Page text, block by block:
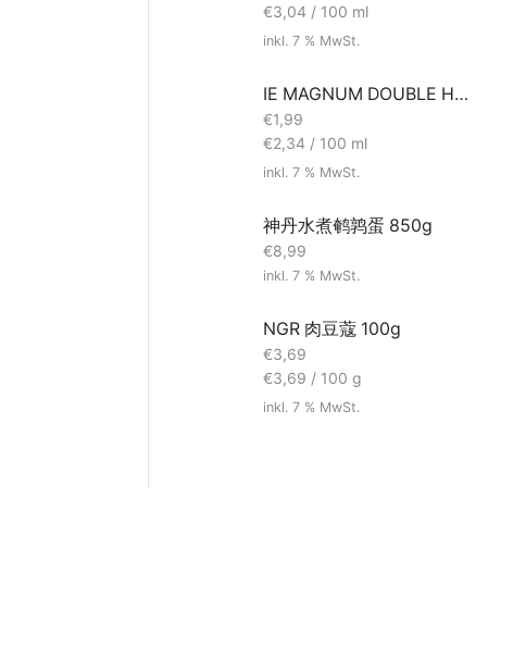
€3,04 / 100 ml
inkl. 7 % MwSt.
IE MAGNUM DOUBLE HAZEL 85ml
€1,99
€2,34 / 100 ml
inkl. 7 % MwSt.
神丹水煮鹌鹑蛋 850g
€8,99
inkl. 7 % MwSt.
NGR 肉豆蔻 100g
€3,69
€3,69 / 100 g
inkl. 7 % MwSt.